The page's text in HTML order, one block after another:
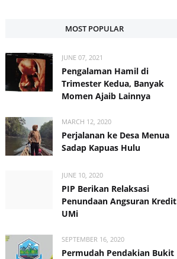
MOST POPULAR
JUNE 07, 2021
Pengalaman Hamil di
Trimester Kedua, Banyak
Momen Ajaib Lainnya
MARCH 12, 2020
Perjalanan ke Desa Menua
Sadap Kapuas Hulu
JUNE 10, 2020
PIP Berikan Relaksasi
Penundaan Angsuran Kredit
UMi
SEPTEMBER 16, 2020
Permudah Pendakian Bukit